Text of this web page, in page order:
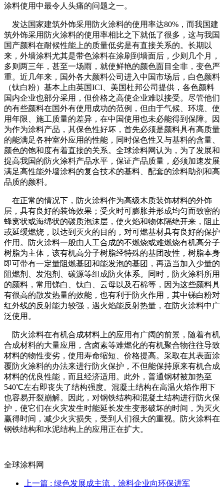
涂料使用中最令人头痛的问题之一。
发达国家建筑外饰采用防火涂料的使用率达80%，而我国建
筑外饰采用防火涂料的使用率相比之下就低了很多，这与我国
国产颜料在耐候性能上的质量低劣是有直接关系的。长期以
来，外墙涂料尤其是带色涂料在涂刷到墙面后，少则几个月，
多则两三年，甚至一场雨，就使鲜艳的颜色面目全非，变色严
重。近几年来，国外各大颜料公司进入中国市场后，白色颜料
（钛白粉）基本上由英国ICI、美国杜邦公司提供，各色颜料
国内企业也部分采用，但价格之高使企业难以接受。尽管他们
的有些颜料在国外有使用成功的范例，但由于气候、环境、使
用年限、施工质量的差异，在中国使用也未必能得到保障。因
为作为涂料产品，其保色性好坏，首先必须是颜料具有高质量
的能满足各种室外应用的性能，同时保色性又与基料的含量、
颜色的饱和度有着直接的关系。全球涂料网认为，为了发展和
提高我国的防火涂料产品水平，保证产品质量，必须加速发展
满足高性能外墙涂料的复合技术的基料、配套的涂料助剂和高
品质的颜料。
在正常的情况下，防火涂料作为高级木质装饰材料的外饰
层，具有良好的装饰效果；受火时可膨胀并形成均匀而致密的
蜂窝状或海绵状的碳质泡沫层，使火焰和物体隔绝开来，阻止
或延缓燃烧，以达到灭火的目的，对可燃基材具有良好的保护
作用。防火涂料一般由人工合成的不燃烧或难燃烧有机高分子
树脂为主体，该有机高分子树脂经特殊的基团改性，树脂本身
即可带有一定量阻燃基团和能发泡的基团，再适当加入少量的
阻燃剂、发泡剂、碳源等组成防火体系。同时，防火涂料所用
的颜料，常用锑白、钛白、云母以及石棉等，因为这些颜料具
有很高的散发热量的效能，也有利于防火作用，其中锑白粉对
红外线的反射能力较强，遇火焰能反射热量，在防火涂料中广
泛使用。
防火涂料在有机合成材料上的应用有广阔的前景，随着有机
合成材料的大量应用，含卤素等难燃化的有机聚合物往往导致
材料的物性变劣，使用寿命缩短、价格提高。采取在其表面涂
覆防火涂料的办法来进行防火保护，不但能保持原来有机合成
材料的优良性能，而且经济适用。此外，普通钢材被加热至
540℃左右即丧失了结构强度。混凝土结构在高温火焰作用下
也容易开裂崩解。因此，对钢铁结构和混凝土结构进行防火保
护，使它们在火灾发生时能延长发生变形破坏的时间，为灭火
赢得时间，减少火灾损失，受到人们很大的重视。防火涂料在
钢铁结构和水泥结构上的应用正在扩大。
全球涂料网
上一篇 : 绿色发展成主流，涂料企业向环保进军